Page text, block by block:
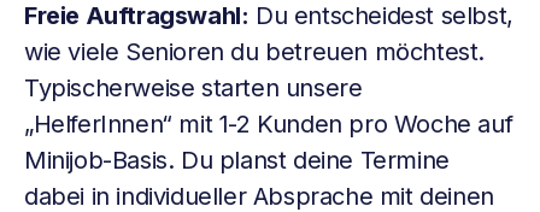
Freie Auftragswahl: Du entscheidest selbst,
wie viele Senioren du betreuen möchtest.
Typischerweise starten unsere
„HelferInnen“ mit 1-2 Kunden pro Woche auf
Minijob-Basis. Du planst deine Termine
dabei in individueller Absprache mit deinen